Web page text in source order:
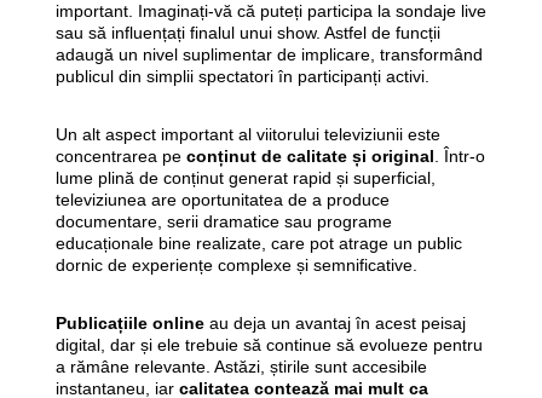
important. Imaginați-vă că puteți participa la sondaje live
sau să influențați finalul unui show. Astfel de funcții
adaugă un nivel suplimentar de implicare, transformând
publicul din simplii spectatori în participanți activi.
Un alt aspect important al viitorului televiziunii este
concentrarea pe conținut de calitate și original . Într-o
lume plină de conținut generat rapid și superficial,
televiziunea are oportunitatea de a produce
documentare, serii dramatice sau programe
educaționale bine realizate, care pot atrage un public
dornic de experiențe complexe și semnificative.
Publicațiile onlineau deja un avantaj în acest peisaj
digital, dar și ele trebuie să continue să evolueze pentru
a rămâne relevante. Astăzi, știrile sunt accesibile
instantaneu, iar calitatea contează mai mult ca